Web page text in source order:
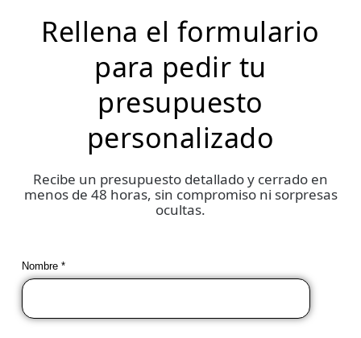
Rellena el formulario
para pedir tu
presupuesto
personalizado
Recibe un presupuesto detallado y cerrado en
menos de 48 horas, sin compromiso ni sorpresas
ocultas.
Nombre *